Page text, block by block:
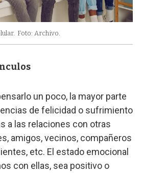
Foto: Archivo.
un poco, la mayor parte
de felicidad o sufrimiento
a las relaciones con otras
amigos, vecinos, compañeros
etc. El estado emocional
con ellas, sea positivo o